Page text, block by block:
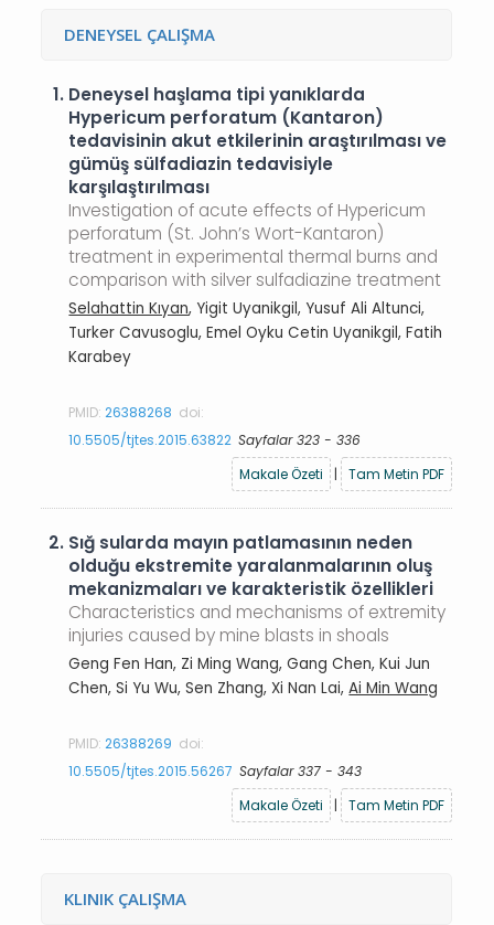
DENEYSEL ÇALIŞMA
1. Deneysel haşlama tipi yanıklarda
Hypericum perforatum (Kantaron)
tedavisinin akut etkilerinin araştırılması ve
gümüş sülfadiazin tedavisiyle
karşılaştırılması
Investigation of acute effects of Hypericum
perforatum (St. John’s Wort-Kantaron)
treatment in experimental thermal burns and
comparison with silver sulfadiazine treatment
Selahattin Kıyan, Yigit Uyanikgil, Yusuf Ali Altunci,
Turker Cavusoglu, Emel Oyku Cetin Uyanikgil, Fatih
Karabey
PMID:26388268 doi:
10.5505/tjtes.2015.63822 Sayfalar 323 - 336
Makale Özeti
| Tam Metin PDF
2. Sığ sularda mayın patlamasının neden
olduğu ekstremite yaralanmalarının oluş
mekanizmaları ve karakteristik özellikleri
Characteristics and mechanisms of extremity
injuries caused by mine blasts in shoals
Geng Fen Han, Zi Ming Wang, Gang Chen, Kui Jun
Chen, Si Yu Wu, Sen Zhang, Xi Nan Lai,Ai Min Wang
PMID:26388269 doi:
10.5505/tjtes.2015.56267 Sayfalar 337 - 343
Makale Özeti
| Tam Metin PDF
KLINIK ÇALIŞMA